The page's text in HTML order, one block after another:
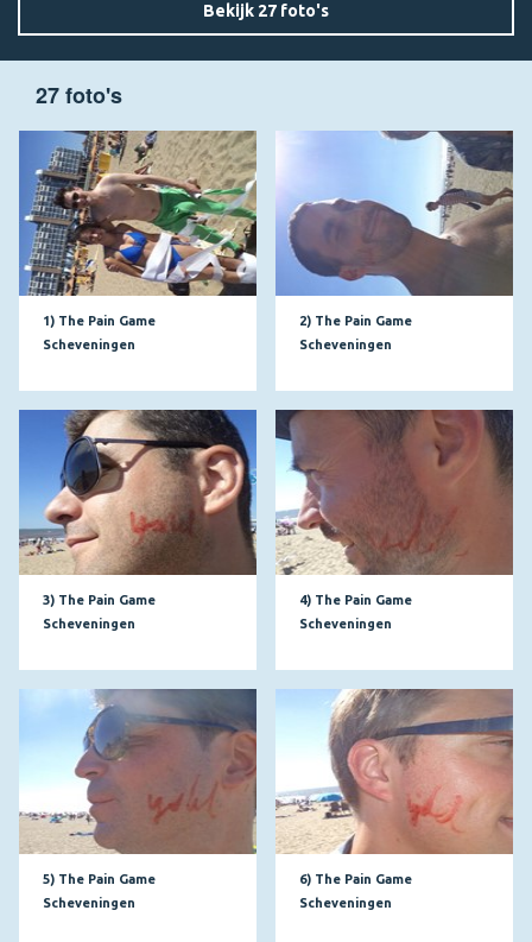
Bekijk 27 foto's
27 foto's
1) The Pain Game
Scheveningen
2) The Pain Game
Scheveningen
3) The Pain Game
Scheveningen
4) The Pain Game
Scheveningen
5) The Pain Game
Scheveningen
6) The Pain Game
Scheveningen